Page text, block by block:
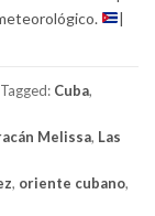
|
Tagged: Cuba,
Melissa, Las
, oriente cubano,